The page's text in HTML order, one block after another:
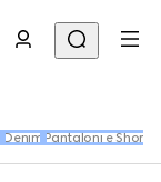
Denim Pantaloni e Shorts